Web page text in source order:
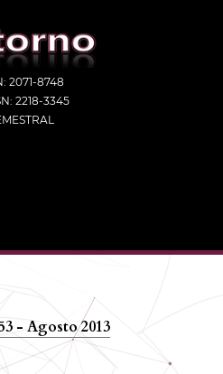
2071-8748
2218-3345
IDIOMA ACTUAL ES:
- Agosto 2013